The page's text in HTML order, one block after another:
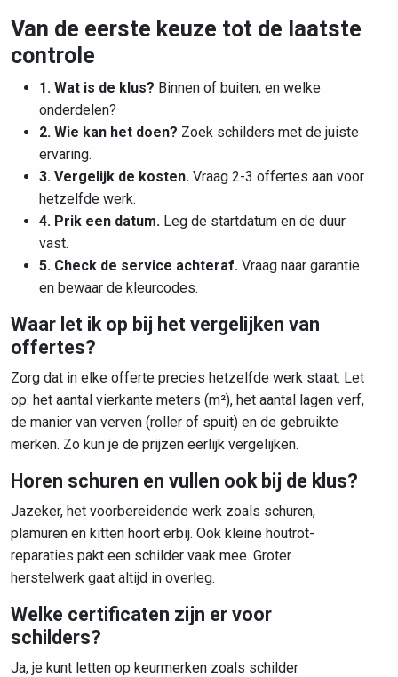
Van de eerste keuze tot de laatste
controle
1. Wat is de klus? Binnen of buiten, en welke
onderdelen?
2. Wie kan het doen? Zoek schilders met de juiste
ervaring.
3. Vergelijk de kosten. Vraag 2-3 offertes aan voor
hetzelfde werk.
4. Prik een datum. Leg de startdatum en de duur
vast.
5. Check de service achteraf. Vraag naar garantie
en bewaar de kleurcodes.
Waar let ik op bij het vergelijken van
offertes?
Zorg dat in elke offerte precies hetzelfde werk staat. Let
op: het aantal vierkante meters (m²), het aantal lagen verf,
de manier van verven (roller of spuit) en de gebruikte
merken. Zo kun je de prijzen eerlijk vergelijken.
Horen schuren en vullen ook bij de klus?
Jazeker, het voorbereidende werk zoals schuren,
plamuren en kitten hoort erbij. Ook kleine houtrot-
reparaties pakt een schilder vaak mee. Groter
herstelwerk gaat altijd in overleg.
Welke certificaten zijn er voor
schilders?
Ja, je kunt letten op keurmerken zoals schilder